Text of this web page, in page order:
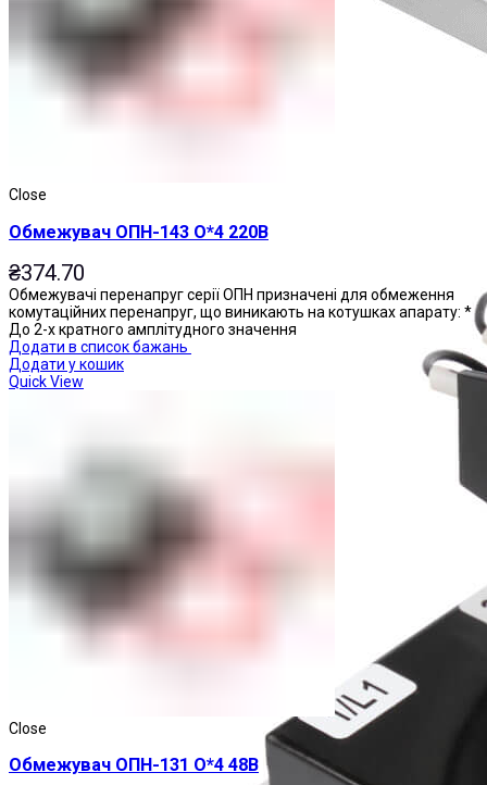
Close
Обмежувач ОПН-143 О*4 220В
₴374.70
Обмежувачі перенапруг серії ОПН призначені для обмеження
комутаційних перенапруг, що виникають на котушках апарату: *
До 2-х кратного амплітудного значення
Додати в список бажань
Додати у кошик
Quick View
Close
Обмежувач ОПН-131 О*4 48В